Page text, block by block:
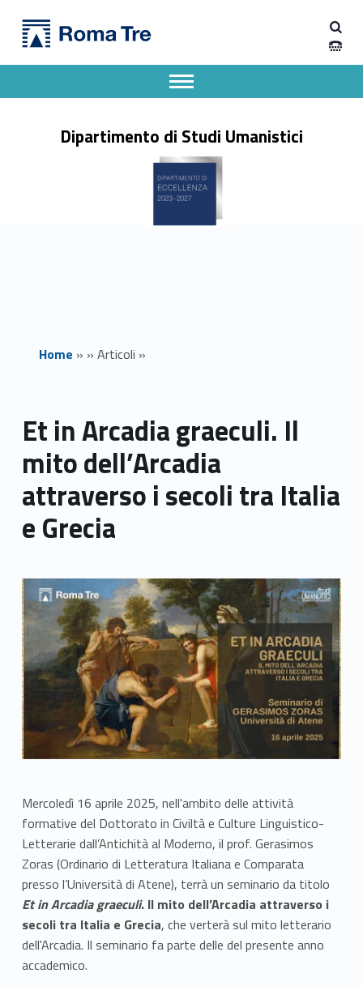
Et in Arcadia graeculi. Il mito dell’Arcadia attraverso i secoli tra Italia e Grecia - Dipartimento di Studi Umanistici
Dipartimento di Studi Umanistici
Apri il menu secondario
Header info sidebar
Home » » Articoli »
Et in Arcadia graeculi. Il
mito dell’Arcadia
attraverso i secoli tra Italia
e Grecia
Link identifier archive #link-archive-thumb-soap-48000
Mercoledì 16 aprile 2025, nell'ambito delle attività
formative del Dottorato in Civiltà e Culture Linguistico-
Letterarie dall’Antichità al Moderno, il prof. Gerasimos
Zoras (Ordinario di Letteratura Italiana e Comparata
presso l’Università di Atene), terrà un seminario da titolo
Et in Arcadia graeculi. Il mito dell’Arcadia attraverso i
secoli tra Italia e Grecia, che verterà sul mito letterario
dell'Arcadia. Il seminario fa parte delle del presente anno
accademico.